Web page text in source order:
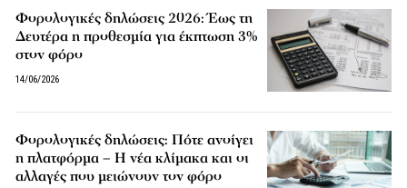
Φορολογικές δηλώσεις 2026: Έως τη
Δευτέρα η προθεσμία για έκπτωση 3%
στον φόρο
14/06/2026
Φορολογικές δηλώσεις: Πότε ανοίγει
η πλατφόρμα – Η νέα κλίμακα και οι
αλλαγές που μειώνουν τον φόρο